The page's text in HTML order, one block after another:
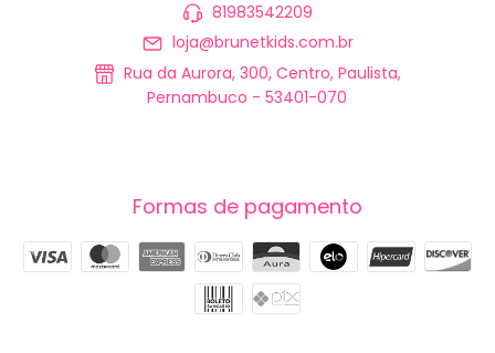
81983542209
loja@brunetkids.com.br
Rua da Aurora, 300, Centro, Paulista,
Pernambuco - 53401-070
Formas de pagamento